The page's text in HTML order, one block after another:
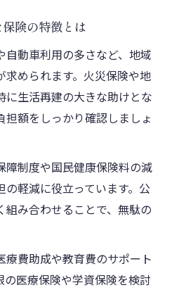
険の特徴とは
動車利用の多さなど、地域
められます。火災保険や地
に生活再建の大きな助けとな
担額をしっかり確認しましょ
障制度や国民健康保険料の減
軽減に役立っています。公
み合わせることで、無駄の
療費助成や教育費のサポート
医療保険や学資保険を検討